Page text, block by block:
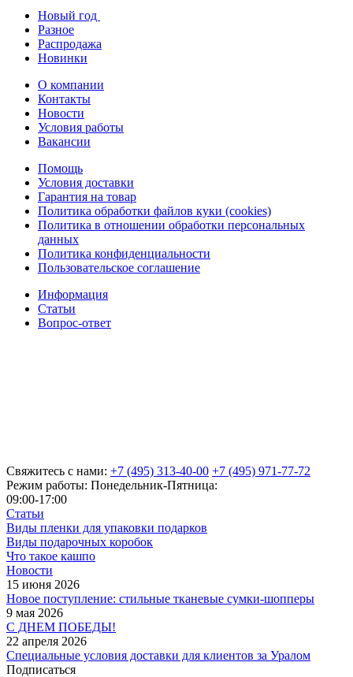
Новый год
Разное
Распродажа
Новинки
О компании
Контакты
Новости
Условия работы
Вакансии
Помощь
Условия доставки
Гарантия на товар
Политика обработки файлов куки (cookies)
Политика в отношении обработки персональных
данных
Политика конфиденциальности
Пользовательское соглашение
Информация
Статьи
Вопрос-ответ
Свяжитесь с нами: +7 (495) 313-40-00 +7 (495) 971-77-72
Режим работы: Понедельник-Пятница:
09:00-17:00
Статьи
Виды пленки для упаковки подарков
Виды подарочных коробок
Что такое кашпо
Новости
15 июня 2026
Новое поступление: стильные тканевые сумки-шопперы
9 мая 2026
С ДНЕМ ПОБЕДЫ!
22 апреля 2026
Специальные условия доставки для клиентов за Уралом
Подписаться